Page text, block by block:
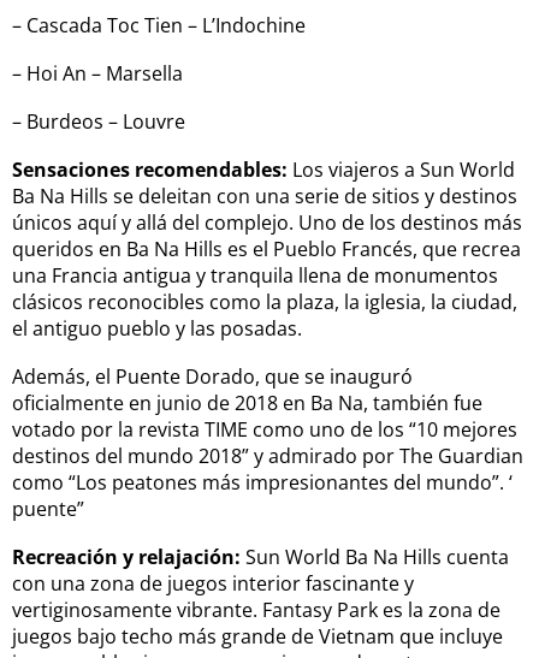
– Cascada Toc Tien – L’Indochine
– Hoi An – Marsella
– Burdeos – Louvre
Sensaciones recomendables: Los viajeros a Sun World
Ba Na Hills se deleitan con una serie de sitios y destinos
únicos aquí y allá del complejo. Uno de los destinos más
queridos en Ba Na Hills es el Pueblo Francés, que recrea
una Francia antigua y tranquila llena de monumentos
clásicos reconocibles como la plaza, la iglesia, la ciudad,
el antiguo pueblo y las posadas.
Además, el Puente Dorado, que se inauguró
oficialmente en junio de 2018 en Ba Na, también fue
votado por la revista TIME como uno de los “10 mejores
destinos del mundo 2018” y admirado por The Guardian
como “Los peatones más impresionantes del mundo”. ‘
puente”
Recreación y relajación: Sun World Ba Na Hills cuenta
con una zona de juegos interior fascinante y
vertiginosamente vibrante. Fantasy Park es la zona de
juegos bajo techo más grande de Vietnam que incluye